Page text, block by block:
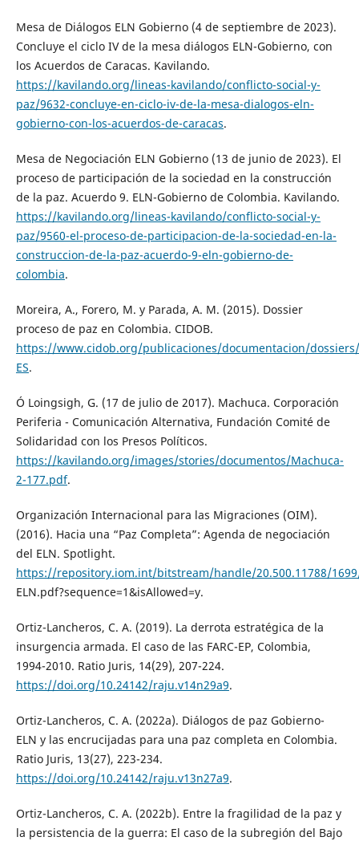
Mesa de Diálogos ELN Gobierno (4 de septiembre de 2023).
Concluye el ciclo IV de la mesa diálogos ELN-Gobierno, con
los Acuerdos de Caracas. Kavilando.
https://kavilando.org/lineas-kavilando/conflicto-social-y-
paz/9632-concluye-en-ciclo-iv-de-la-mesa-dialogos-eln-
gobierno-con-los-acuerdos-de-caracas.
Mesa de Negociación ELN Gobierno (13 de junio de 2023). El
proceso de participación de la sociedad en la construcción
de la paz. Acuerdo 9. ELN-Gobierno de Colombia. Kavilando.
https://kavilando.org/lineas-kavilando/conflicto-social-y-
paz/9560-el-proceso-de-participacion-de-la-sociedad-en-la-
construccion-de-la-paz-acuerdo-9-eln-gobierno-de-
colombia.
Moreira, A., Forero, M. y Parada, A. M. (2015). Dossier
proceso de paz en Colombia. CIDOB.
https://www.cidob.org/publicaciones/documentacion/dossiers/
ES.
Ó Loingsigh, G. (17 de julio de 2017). Machuca. Corporación
Periferia - Comunicación Alternativa, Fundación Comité de
Solidaridad con los Presos Políticos.
https://kavilando.org/images/stories/documentos/Machuca-
2-177.pdf.
Organización Internacional para las Migraciones (OIM).
(2016). Hacia una “Paz Completa”: Agenda de negociación
del ELN. Spotlight.
https://repository.iom.int/bitstream/handle/20.500.11788/1699/
ELN.pdf?sequence=1&isAllowed=y.
Ortiz-Lancheros, C. A. (2019). La derrota estratégica de la
insurgencia armada. El caso de las FARC-EP, Colombia,
1994-2010. Ratio Juris, 14(29), 207-224.
https://doi.org/10.24142/raju.v14n29a9.
Ortiz-Lancheros, C. A. (2022a). Diálogos de paz Gobierno-
ELN y las encrucijadas para una paz completa en Colombia.
Ratio Juris, 13(27), 223-234.
https://doi.org/10.24142/raju.v13n27a9.
Ortiz-Lancheros, C. A. (2022b). Entre la fragilidad de la paz y
la persistencia de la guerra: El caso de la subregión del Bajo